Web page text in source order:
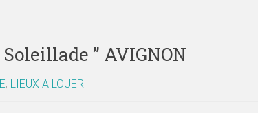
” AVIGNON
, LIEUX A LOUER